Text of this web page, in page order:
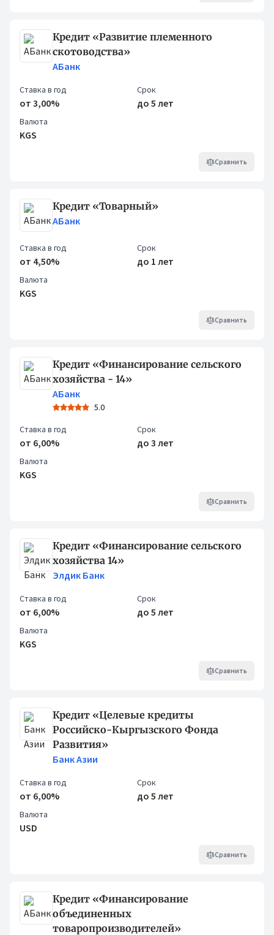
Кредит «Развитие племенного
скотоводства»
АБанк
Ставка в год
от 3,00%
Срок
до 5 лет
Валюта
KGS
Сравнить
Кредит «Товарный»
АБанк
Ставка в год
от 4,50%
Срок
до 1 лет
Валюта
KGS
Сравнить
Кредит «Финансирование сельского
хозяйства - 14»
АБанк
5.0
Ставка в год
от 6,00%
Срок
до 3 лет
Валюта
KGS
Сравнить
Кредит «Финансирование сельского
хозяйства 14»
Элдик Банк
Ставка в год
от 6,00%
Срок
до 5 лет
Валюта
KGS
Сравнить
Кредит «Целевые кредиты
Российско-Кыргызского Фонда
Развития»
Банк Азии
Ставка в год
от 6,00%
Срок
до 5 лет
Валюта
USD
Сравнить
Кредит «Финансирование
объединенных
товаропроизводителей»